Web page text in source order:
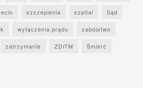
szczepienia szpital Sąd
wyłączenia prądu zabójstwo
zatrzymanie ZDiTM Śmierć